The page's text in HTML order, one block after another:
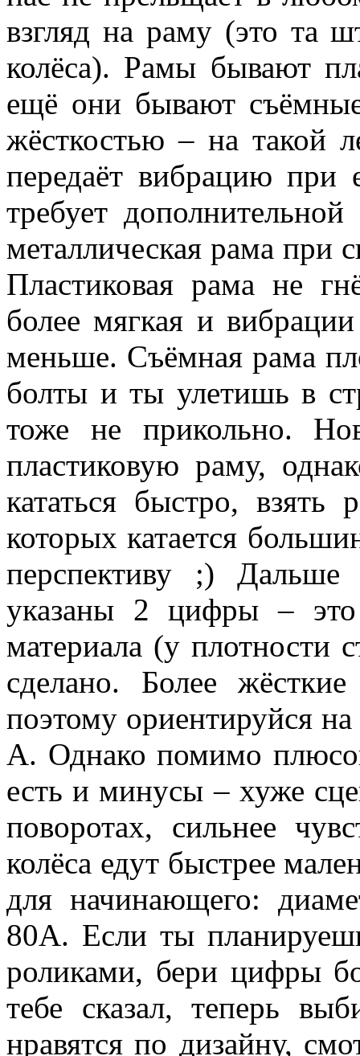
взгляд на раму (это та
колёса). Рамы бывают
ещё они бывают
жёсткостью – на такой
передаёт вибрацию при
требует
металлическая рама при
Пластиковая рама не
более мягкая и
меньше. Съёмная рама
болты и ты улетишь в
тоже не прикольно.
пластиковую раму,
кататься быстро,
которых катается
перспективу ;)
указаны 2 цифры – это
материала (у плотности
сделано. Более
поэтому ориентируйся
А. Однако помимо
есть и минусы – хуже
поворотах, сильнее
колёса едут быстрее
для начинающего:
80A. Если ты
роликами, бери цифры
тебе сказал, теперь
нравятся по дизайну,